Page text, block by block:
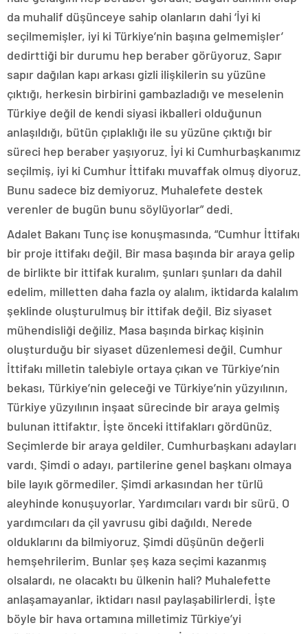
da muhalif düşünceye sahip olanların dahi ‘İyi ki
seçilmemişler, iyi ki Türkiye’nin başına gelmemişler’
dedirttiği bir durumu hep beraber görüyoruz. Sapır
sapır dağılan kapı arkası gizli ilişkilerin su yüzüne
çıktığı, herkesin birbirini gambazladığı ve meselenin
Türkiye değil de kendi siyasi ikballeri olduğunun
anlaşıldığı, bütün çıplaklığı ile su yüzüne çıktığı bir
süreci hep beraber yaşıyoruz. İyi ki Cumhurbaşkanımız
seçilmiş, iyi ki Cumhur İttifakı muvaffak olmuş diyoruz.
Bunu sadece biz demiyoruz. Muhalefete destek
verenler de bugün bunu söylüyorlar” dedi.
Adalet Bakanı Tunç ise konuşmasında, “Cumhur İttifakı
bir proje ittifakı değil. Bir masa başında bir araya gelip
de birlikte bir ittifak kuralım, şunları şunları da dahil
edelim, milletten daha fazla oy alalım, iktidarda kalalım
şeklinde oluşturulmuş bir ittifak değil. Biz siyaset
mühendisliği değiliz. Masa başında birkaç kişinin
oluşturduğu bir siyaset düzenlemesi değil. Cumhur
İttifakı milletin talebiyle ortaya çıkan ve Türkiye’nin
bekası, Türkiye’nin geleceği ve Türkiye’nin yüzyılının,
Türkiye yüzyılının inşaat sürecinde bir araya gelmiş
bulunan ittifaktır. İşte önceki ittifakları gördünüz.
Seçimlerde bir araya geldiler. Cumhurbaşkanı adayları
vardı. Şimdi o adayı, partilerine genel başkanı olmaya
bile layık görmediler. Şimdi arkasından her türlü
aleyhinde konuşuyorlar. Yardımcıları vardı bir sürü. O
yardımcıları da çil yavrusu gibi dağıldı. Nerede
olduklarını da bilmiyoruz. Şimdi düşünün değerli
hemşehrilerim. Bunlar şeş kaza seçimi kazanmış
olsalardı, ne olacaktı bu ülkenin hali? Muhalefette
anlaşamayanlar, iktidarı nasıl paylaşabilirlerdi. İşte
böyle bir hava ortamına milletimiz Türkiye’yi